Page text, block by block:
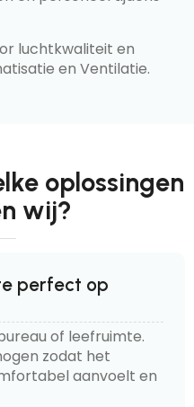
luchtkwaliteit en
en Ventilatie.
oplossingen
wij?
perfect op
of leefruimte.
zodat het
aanvoelt en